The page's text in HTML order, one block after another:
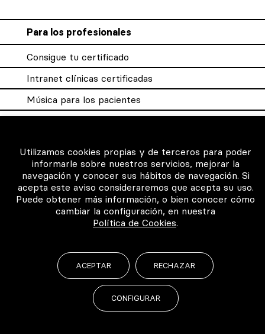
Para los profesionales
Consigue tu certificado
Intranet clínicas certificadas
Música para los pacientes
©2026 Todos los derechos reservados
Utilizamos cookies propias y de terceros para poder
informarle sobre nuestros servicios, mejorar la
navegación y conocer sus hábitos de navegación. Si
acepta este aviso consideraremos que acepta su uso.
Puede obtener más información, o bien conocer cómo
cambiar la configuración, en nuestra
Política de Cookies.
ACEPTAR RECHAZAR
CONFIGURAR